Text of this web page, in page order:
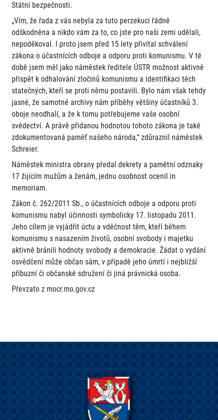
Státní bezpečnosti.
„Vím, že řada z vás nebyla za tuto perzekuci řádně
odškodněna a nikdo vám za to, co jste pro naši zemi udělali,
nepoděkoval. I proto jsem před 15 lety přivítal schválení
zákona o účastnících odboje a odporu proti komunismu. V té
době jsem měl jako náměstek ředitele ÚSTR možnost aktivně
přispět k odhalování zločinů komunismu a identifikaci těch
statečných, kteří se proti němu postavili. Bylo nám však tehdy
jasné, že samotné archivy nám příběhy většiny účastníků 3.
oboje neodhalí, a že k tomu potřebujeme vaše osobní
svědectví. A právě přidanou hodnotou tohoto zákona je také
zdokumentovaná paměť našeho národa,“ zdůraznil náměstek
Schreier.
Náměstek ministra obrany předal dekrety a pamětní odznaky
17 žijícím mužům a ženám, jednu osobnost ocenil in
memoriam.
Zákon č. 262/2011 Sb., o účastnících odboje a odporu proti
komunismu nabyl účinnosti symbolicky 17. listopadu 2011.
Jeho cílem je vyjádřit úctu a vděčnost těm, kteří během
komunismu s nasazením životů, osobní svobody i majetku
aktivně bránili hodnoty svobody a demokracie. Žádat o vydání
osvědčení může občan sám, v případě jeho úmrtí i nejbližší
příbuzní či občanské sdružení či jiná právnická osoba.
Převzato z mocr.mo.gov.cz